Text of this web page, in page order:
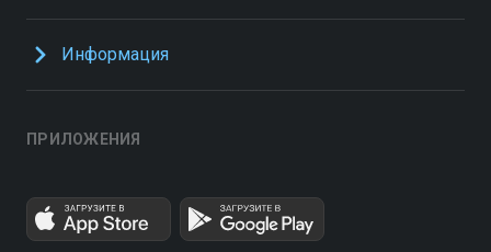
Информация
ПРИЛОЖЕНИЯ